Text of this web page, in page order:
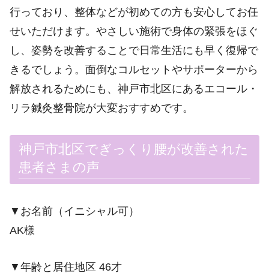
行っており、整体などが初めての方も安心してお任
せいただけます。やさしい施術で身体の緊張をほぐ
し、姿勢を改善することで日常生活にも早く復帰で
きるでしょう。面倒なコルセットやサポーターから
解放されるためにも、神戸市北区にあるエコール・
リラ鍼灸整骨院が大変おすすめです。
神戸市北区でぎっくり腰が改善された
患者さまの声
▼お名前（イニシャル可）
AK様
▼年齢と居住地区 46才